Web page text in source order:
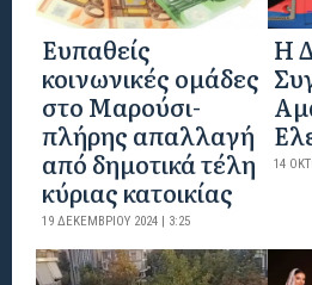
Eυπαθείς
κοινωνικές ομάδες
στο Μαρούσι-
πλήρης απαλλαγή
από δημοτικά τέλη
κύριας κατοικίας
19 ΔΕΚΕΜΒΡΊΟΥ 2024 | 3:25
Η
14